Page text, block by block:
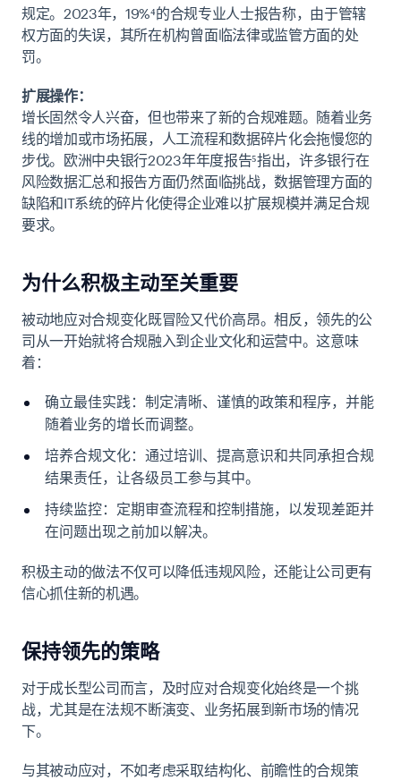
规定。2023年，19%⁴的合规专业人士报告称，由于管辖
权方面的失误，其所在机构曾面临法律或监管方面的处
罚。
扩展操作：
增长固然令人兴奋，但也带来了新的合规难题。随着业务
线的增加或市场拓展，人工流程和数据碎片化会拖慢您的
步伐。欧洲中央银行2023年年度报告⁵指出，许多银行在
风险数据汇总和报告方面仍然面临挑战，数据管理方面的
缺陷和IT系统的碎片化使得企业难以扩展规模并满足合规
要求。
为什么积极主动至关重要
被动地应对合规变化既冒险又代价高昂。相反，领先的公
司从一开始就将合规融入到企业文化和运营中。这意味
着：
确立最佳实践：制定清晰、谨慎的政策和程序，并能
随着业务的增长而调整。
培养合规文化：通过培训、提高意识和共同承担合规
结果责任，让各级员工参与其中。
持续监控：定期审查流程和控制措施，以发现差距并
在问题出现之前加以解决。
积极主动的做法不仅可以降低违规风险，还能让公司更有
信心抓住新的机遇。
保持领先的策略
对于成长型公司而言，及时应对合规变化始终是一个挑
战，尤其是在法规不断演变、业务拓展到新市场的情况
下。
与其被动应对，不如考虑采取结构化、前瞻性的合规策